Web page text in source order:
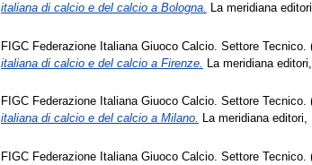
italiana di calcio e del calcio a Bologna. La meridiana
FIGC Federazione Italiana Giuoco Calcio. Settore Tecnico.
italiana di calcio e del calcio a Firenze. La meridiana
FIGC Federazione Italiana Giuoco Calcio. Settore Tecnico.
italiana di calcio e del calcio a Milano. La meridiana
FIGC Federazione Italiana Giuoco Calcio. Settore Tecnico.